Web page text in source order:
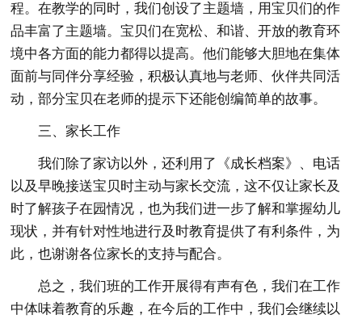
程。在教学的同时，我们创设了主题墙，用宝贝们的作
品丰富了主题墙。宝贝们在宽松、和谐、开放的教育环
境中各方面的能力都得以提高。他们能够大胆地在集体
面前与同伴分享经验，积极认真地与老师、伙伴共同活
动，部分宝贝在老师的提示下还能创编简单的故事。
三、家长工作
我们除了家访以外，还利用了《成长档案》、电话
以及早晚接送宝贝时主动与家长交流，这不仅让家长及
时了解孩子在园情况，也为我们进一步了解和掌握幼儿
现状，并有针对性地进行及时教育提供了有利条件，为
此，也谢谢各位家长的支持与配合。
总之，我们班的工作开展得有声有色，我们在工作
中体味着教育的乐趣，在今后的工作中，我们会继续以